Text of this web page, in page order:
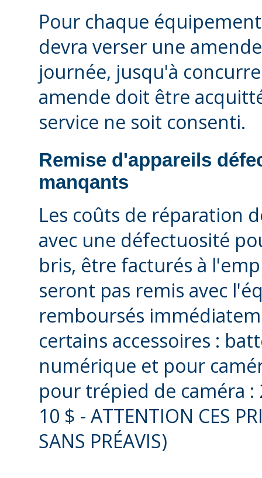
Pour chaque
devra verser une
journée, jusqu'à
amende doit être
service ne soit consenti.
Remise d'appareils
manqants
Les coûts de réparation
avec une défectuosité
bris, être facturés à
seront pas remis avec
remboursés
certains accessoires :
numérique et pour
pour trépied de caméra :
10 $ - ATTENTION CES
SANS PRÉAVIS)